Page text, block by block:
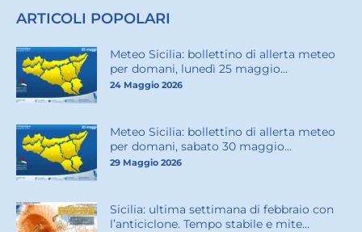
ARTICOLI POPOLARI
Meteo Sicilia: bollettino di allerta meteo
per domani, lunedì 25 maggio...
24 Maggio 2026
Meteo Sicilia: bollettino di allerta meteo
per domani, sabato 30 maggio...
29 Maggio 2026
Sicilia: ultima settimana di febbraio con
l’anticiclone. Tempo stabile e mite...